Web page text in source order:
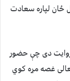
ځان لپاره سعادت
دی چې حضور
غصه مړه کوي